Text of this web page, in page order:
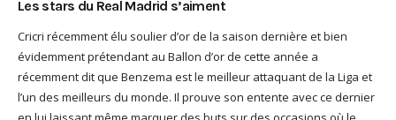
Les stars du Real Madrid s’aiment
Cricri récemment élu soulier d’or de la saison dernière et bien
évidemment prétendant au Ballon d’or de cette année a
récemment dit que Benzema est le meilleur attaquant de la Liga et
l’un des meilleurs du monde. Il prouve son entente avec ce dernier